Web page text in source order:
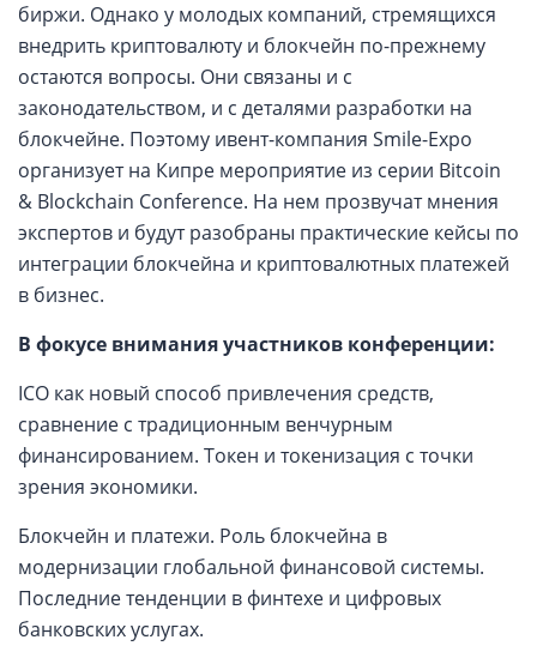
биржи. Однако у молодых компаний, стремящихся
внедрить криптовалюту и блокчейн по-прежнему
остаются вопросы. Они связаны и с
законодательством, и с деталями разработки на
блокчейне. Поэтому ивент-компания Smile-Expo
организует на Кипре мероприятие из серии Bitcoin
& Blockchain Conference. На нем прозвучат мнения
экспертов и будут разобраны практические кейсы по
интеграции блокчейна и криптовалютных платежей
в бизнес.
В фокусе внимания участников конференции:
ICO как новый способ привлечения средств,
сравнение с традиционным венчурным
финансированием. Токен и токенизация с точки
зрения экономики.
Блокчейн и платежи. Роль блокчейна в
модернизации глобальной финансовой системы.
Последние тенденции в финтехе и цифровых
банковских услугах.